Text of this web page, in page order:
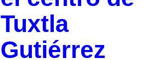
Tuxtla
Gutiérrez